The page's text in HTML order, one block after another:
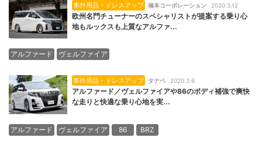
車外用品・ドレスアップ 橋本コーポレーション 2020.3.12
欧州名門チューナーのスペシャリストが提案する乗り心
地もルックスも上質なアルファ...
アルファード ヴェルファイア
車外用品・ドレスアップ タナベ 2020.3.6
アルファード／ヴェルファイアや86のボディ補強で爽快
な走りと快適な乗り心地を実...
アルファード ヴェルファイア 86 BRZ